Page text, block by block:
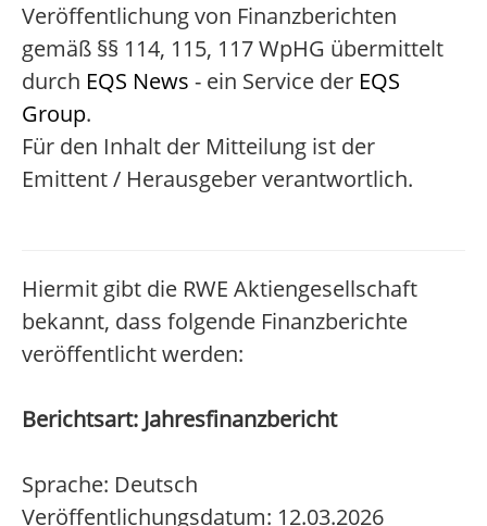
Veröffentlichung von Finanzberichten
gemäß §§ 114, 115, 117 WpHG übermittelt
durch EQS News - ein Service der EQS
Group.
Für den Inhalt der Mitteilung ist der
Emittent / Herausgeber verantwortlich.
Hiermit gibt die RWE Aktiengesellschaft
bekannt, dass folgende Finanzberichte
veröffentlicht werden:
Berichtsart: Jahresfinanzbericht
Sprache: Deutsch
Veröffentlichungsdatum: 12.03.2026